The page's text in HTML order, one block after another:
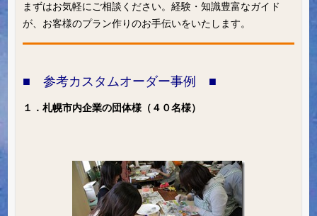
まずはお気軽にご相談ください。経験・知識豊富なガイド
が、お客様のプラン作りのお手伝いをいたします。
■ 参考カスタムオーダー事例 ■
１．札幌市内企業の団体様（４０名様）